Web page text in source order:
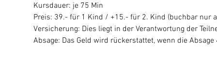
Kursdauer: je 75 Min
Preis: 39.- für 1 Kind / +15.- für 2. Kind (buchbar nur
Versicherung: Dies liegt in der Verantwortung der
Absage: Das Geld wird rückerstattet, wenn die